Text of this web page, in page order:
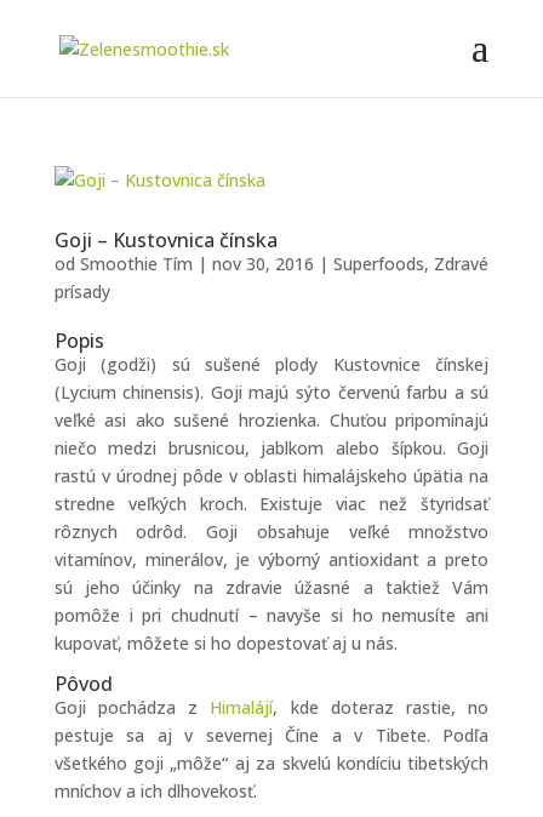
Goji – Kustovnica čínska
od Smoothie Tím | nov 30, 2016 | Superfoods, Zdravé
prísady
Popis
Goji (godži) sú sušené plody Kustovnice čínskej
(Lycium chinensis). Goji majú sýto červenú farbu a sú
veľké asi ako sušené hrozienka. Chuťou pripomínajú
niečo medzi brusnicou, jablkom alebo šípkou. Goji
rastú v úrodnej pôde v oblasti himalájskeho úpätia na
stredne veľkých kroch. Existuje viac než štyridsať
rôznych odrôd. Goji obsahuje veľké množstvo
vitamínov, minerálov, je výborný antioxidant a preto
sú jeho účinky na zdravie úžasné a taktiež Vám
pomôže i pri chudnutí – navyše si ho nemusíte ani
kupovať, môžete si ho dopestovať aj u nás.
Pôvod
Goji pochádza z Himalájí, kde doteraz rastie, no
pestuje sa aj v severnej Číne a v Tibete. Podľa
všetkého goji „môže“ aj za skvelú kondíciu tibetských
mníchov a ich dlhovekosť.